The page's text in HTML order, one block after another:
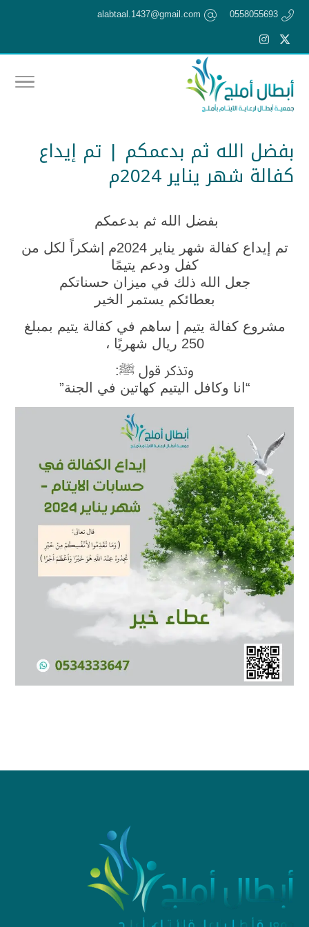
0558055693
alabtaal.1437@gmail.com
بفضل الله ثم بدعمكم | تم إيداع
كفالة شهر يناير 2024م
بفضل الله ثم بدعمكم
تم إيداع كفالة شهر يناير 2024م |
شكراً لكل من
كفل ودعم يتيمًا
جعل الله ذلك في ميزان حسناتكم
بعطائكم يستمر الخير
مشروع كفالة يتيم | ساهم في كفالة يتيم بمبلغ
250 ريال شهريًا ،
وتذكر قول ﷺ:
“انا وكافل اليتيم كهاتين في الجنة”